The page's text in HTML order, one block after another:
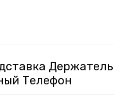
Держатель
Телефон